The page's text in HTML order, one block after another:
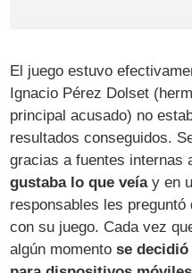
El juego estuvo
Ignacio Pérez Dolset
principal acusado) no
resultados conseguidos.
gracias a fuentes internas
gustaba lo que veíay en
responsables les
con su juego. Cada vez
algún momentose